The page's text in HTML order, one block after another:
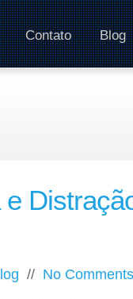
Contato Blog
// No Comments